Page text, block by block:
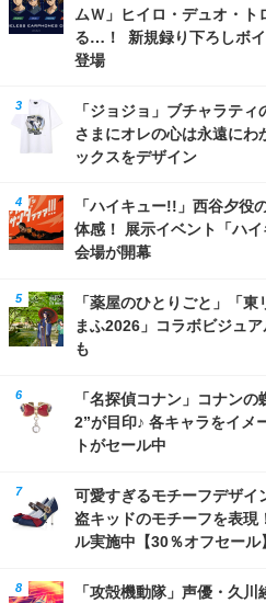
ムＷ」ヒイロ・デュオ・
る…！ 新規録り下ろしボ
登場
「ジョジョ」ブチャラテ
さまにオレの心は永遠にわ
ックスをデザイン
「ハイキュー!!」西谷夕役
体感！ 展示イベント「ハ
会場が開幕
「薬屋のひとりごと」「
まふ2026」コラボビジュ
も
「名探偵コナン」コナン
2”が目印♪ 各キャラをイメ
トがセール中
可愛すぎるモチーフデザイ
盗キッドのモチーフを表
ル実施中【30％オフセール】
「攻殻機動隊」声優・久